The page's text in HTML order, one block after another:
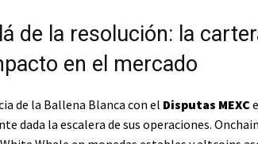
de la resolución: la
en el mercado
de la Ballena Blanca con el Disputas MEXC
dada la escalera de sus operaciones.